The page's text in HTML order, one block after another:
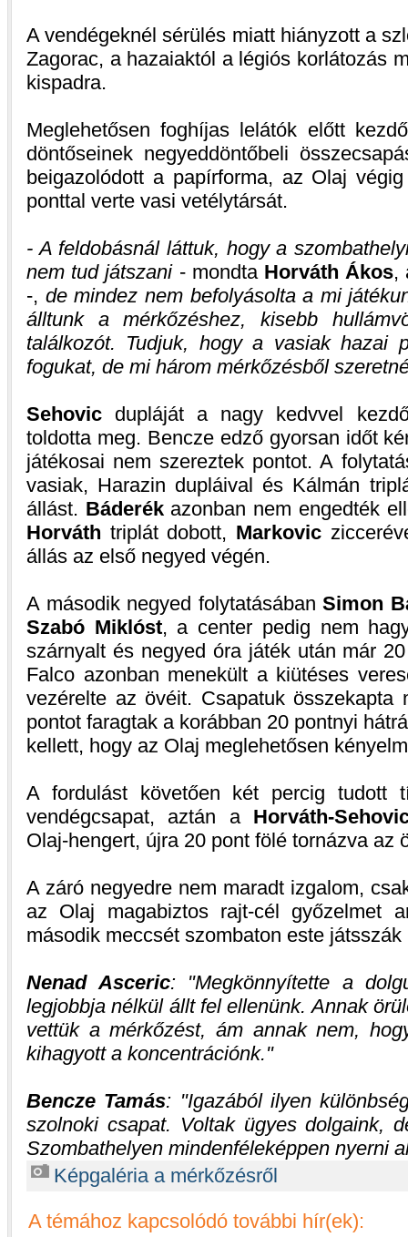
A vendégeknél sérülés miatt hiányzott a
Zagorac, a hazaiaktól a légiós korlátozás
kispadra.
Meglehetősen foghíjas lelátók előtt
döntőseinek negyeddöntőbeli
beigazolódott a papírforma, az Olaj
ponttal verte vasi vetélytársát.
- A feldobásnál láttuk, hogy a
nem tud játszani- mondta Horváth Ákos,
-, de mindez nem befolyásolta a mi
álltunk a mérkőzéshez, kisebb
találkozót. Tudjuk, hogy a vasiak hazai
fogukat, de mi három mérkőzésből
Sehovic dupláját a nagy kedvvel
toldotta meg. Bencze edző gyorsan időt
játékosai nem szereztek pontot. A
vasiak, Harazin dupláival és Kálmán
állást. Báderékazonban nem engedték
Horváth triplát dobott, Markovic
állás az első negyed végén.
A második negyed folytatásábanSimon
Szabó Miklóst, a center pedig nem
szárnyalt és negyed óra játék után már
Falco azonban menekült a kiütéses
vezérelte az övéit. Csapatuk
pontot faragtak a korábban 20 pontnyi
kellett, hogy az Olaj meglehetősen
A fordulást követően két percig tudott
vendégcsapat, aztán a Horváth-
Olaj-hengert, újra 20 pont fölé tornázva az
A záró negyedre nem maradt izgalom,
az Olaj magabiztos rajt-cél győzelmet
második meccsét szombaton este
Nenad Asceric:
Megkönnyítette a
legjobbja nélkül állt fel ellenünk. Annak
vettük a mérkőzést, ám annak nem,
kihagyott a koncentrációnk.
Bencze Tamás:
Igazából ilyen
szolnoki csapat. Voltak ügyes dolgaink,
Szombathelyen mindenféleképpen nyerni
Képgaléria a mérkőzésről
A témához kapcsolódó további hír(ek):